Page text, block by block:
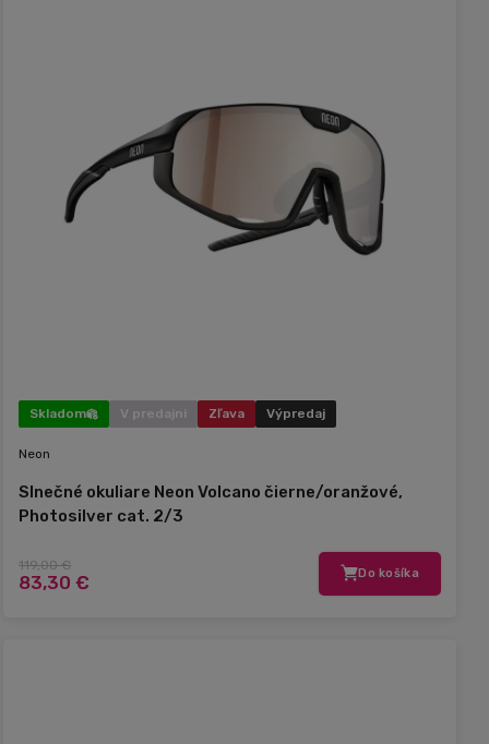
Skladom V predajni Zľava Výpredaj
Neon
Slnečné okuliare Neon Volcano čierne/oranžové,
Photosilver cat. 2/3
119,00 €
83,30 € Do košíka